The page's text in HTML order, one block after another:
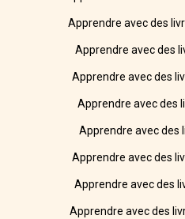
Apprendre avec des
Apprendre avec des
Apprendre avec des
Apprendre avec des
Apprendre avec des
Apprendre avec des
Apprendre avec des
Apprendre avec des